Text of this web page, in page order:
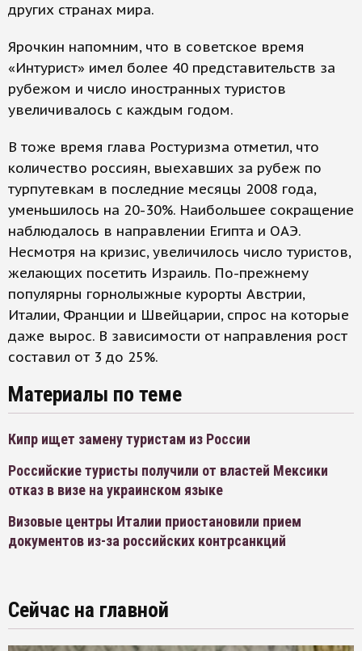
других странах мира.
Ярочкин напомним, что в советское время
«Интурист» имел более 40 представительств за
рубежом и число иностранных туристов
увеличивалось с каждым годом.
В тоже время глава Ростуризма отметил, что
количество россиян, выехавших за рубеж по
турпутевкам в последние месяцы 2008 года,
уменьшилось на 20-30%. Наибольшее сокращение
наблюдалось в направлении Египта и ОАЭ.
Несмотря на кризис, увеличилось число туристов,
желающих посетить Израиль. По-прежнему
популярны горнолыжные курорты Австрии,
Италии, Франции и Швейцарии, спрос на которые
даже вырос. В зависимости от направления рост
составил от 3 до 25%.
Материалы по теме
Кипр ищет замену туристам из России
Российские туристы получили от властей Мексики
отказ в визе на украинском языке
Визовые центры Италии приостановили прием
документов из-за российских контрсанкций
Сейчас на главной